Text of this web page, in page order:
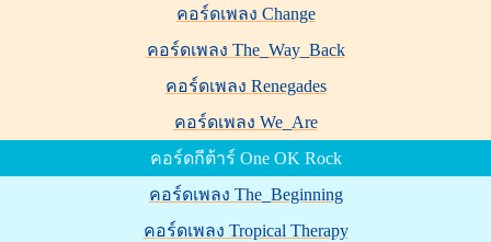
คอร์ดเพลง Change
คอร์ดเพลง The_Way_Back
คอร์ดเพลง Renegades
คอร์ดเพลง We_Are
คอร์ดกีต้าร์ One OK Rock
คอร์ดเพลง The_Beginning
คอร์ดเพลง Tropical Therapy